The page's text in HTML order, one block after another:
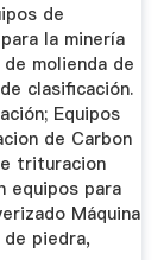
de
la minería
molienda de
clasificación.
Equipos
de Carbon
trituracion
equipos para
Máquina
piedra,